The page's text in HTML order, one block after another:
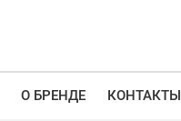
О БРЕНДЕ КОНТАКТЫ